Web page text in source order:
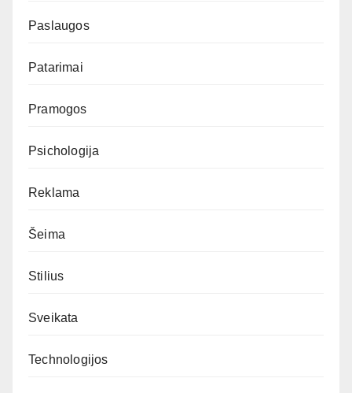
Paslaugos
Patarimai
Pramogos
Psichologija
Reklama
Šeima
Stilius
Sveikata
Technologijos